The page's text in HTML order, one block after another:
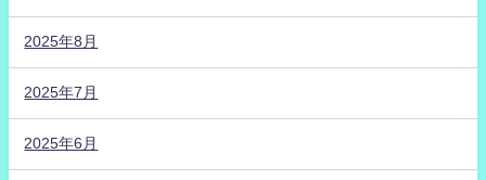
2025年8月
2025年7月
2025年6月